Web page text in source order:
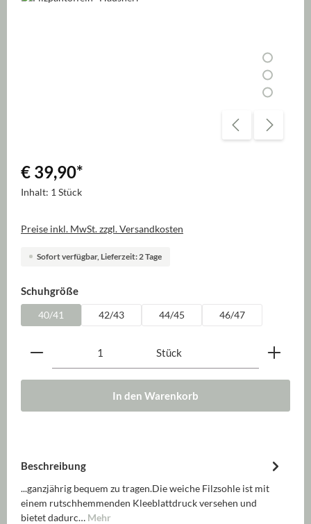
€ 39,90*
Inhalt: 1 Stück
Preise inkl. MwSt. zzgl. Versandkosten
Sofort verfügbar, Lieferzeit: 2 Tage
Schuhgrößeauswählen
40/41 42/43 44/45 46/47
Produkt Anzahl: Gib den gewünschten Wert ein
Stück
In den Warenkorb
Beschreibung
...ganzjährig bequem zu tragen.Die weiche Filzsohle ist mit
einem rutschhemmenden Kleeblattdruck versehen und
bietet dadurc… Mehr